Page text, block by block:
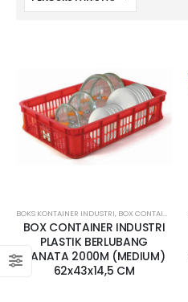
BOKS KONTAINER INDUSTRI, BOX CONTAINER LUBANG
BOX CONTAINER INDUSTRI
PLASTIK BERLUBANG
HANATA 2000M (MEDIUM)
62x43x14,5 CM